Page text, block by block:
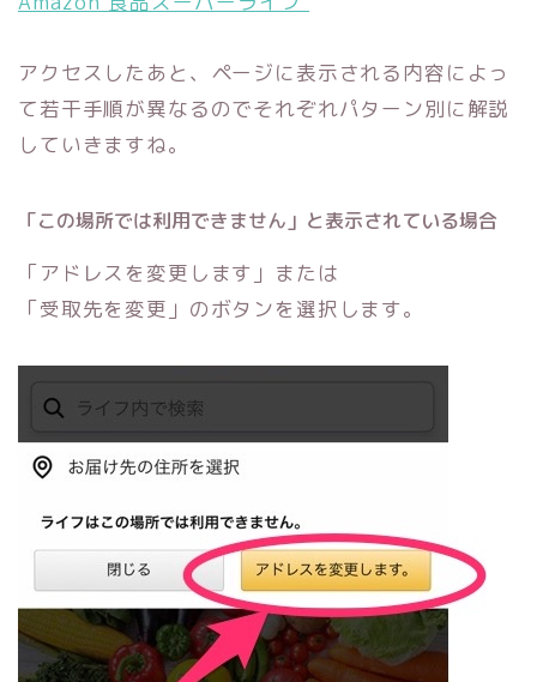
アクセスしたあと、ページに表示される内容によっ
て若干手順が異なるのでそれぞれパターン別に解説
していきますね。
「この場所では利用できません」と表示されている場合
「アドレスを変更します」または
「受取先を変更」のボタンを選択します。